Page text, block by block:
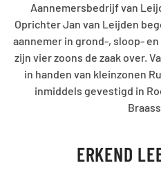
Aannemersbedrijf van
Oprichter Jan van Leijden
aannemer in grond-, sloop-
zijn vier zoons de zaak over.
in handen van kleinzonen
inmiddels gevestigd in
ERKEND